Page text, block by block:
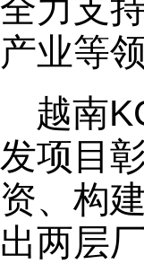
全力支
产业等
越南
发项目
资、构
出两层